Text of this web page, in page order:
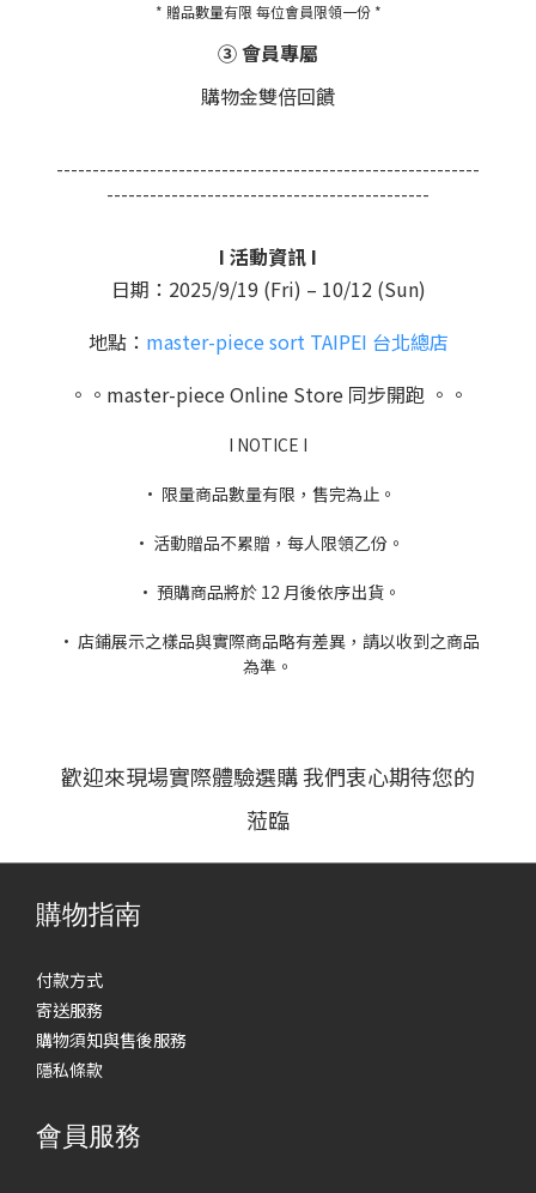
* 贈品數量有限 每位會員限領一份 *
③ 會員專屬
購物金雙倍回饋
-----------------------------------------------------------
---------------------------------------------
I 活動資訊 I
日期：2025/9/19 (Fri) – 10/12 (Sun)
地點： master-piece sort TAIPEI 台北總店
。。master-piece Online Store 同步開跑 。。
I NOTICE I
• 限量商品數量有限，售完為止。
• 活動贈品不累贈，每人限領乙份。
• 預購商品將於 12 月後依序出貨。
• 店鋪展示之樣品與實際商品略有差異，請以收到之商品
為準。
歡迎來現場實際體驗選購 我們衷心期待您的
蒞臨
購物指南
付款方式
寄送服務
購物須知與售後服務
隱私條款
會員服務